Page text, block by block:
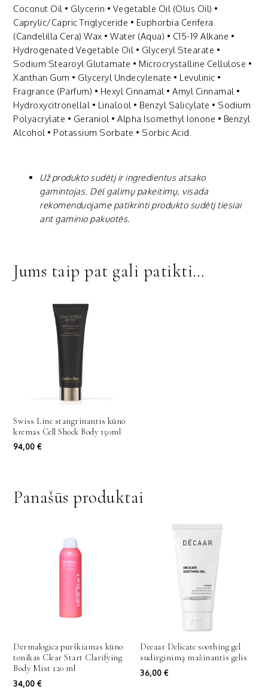
Coconut Oil • Glycerin • Vegetable Oil (Olus Oil) •
Caprylic/Capric Triglyceride • Euphorbia Cerifera
(Candelilla Cera) Wax • Water (Aqua) • C15-19 Alkane •
Hydrogenated Vegetable Oil • Glyceryl Stearate •
Sodium Stearoyl Glutamate • Microcrystalline Cellulose •
Xanthan Gum • Glyceryl Undecylenate • Levulinic •
Fragrance (Parfum) • Hexyl Cinnamal • Amyl Cinnamal •
Hydroxycitronellal • Linalool • Benzyl Salicylate • Sodium
Polyacrylate • Geraniol • Alpha Isomethyl Ionone • Benzyl
Alcohol • Potassium Sorbate • Sorbic Acid.
Už produkto sudėtį ir ingredientus atsako
gamintojas. Dėl galimų pakeitimų, visada
rekomenduojame patikrinti produkto sudėtį tiesiai
ant gaminio pakuotės.
Jums taip pat gali patikti…
Swiss Line stangrinantis kūno
kremas Cell Shock Body 150ml
94,00€
Panašūs produktai
Dermalogica purškiamas kūno
tonikas Clear Start Clarifying
Body Mist 120 ml
34,00€
Decaar Delicate soothing gel
sudirginimą mažinantis gelis
36,00 €